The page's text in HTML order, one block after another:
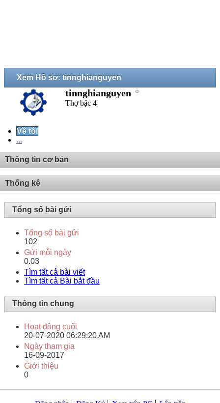
Xem Hồ sơ: tinnghianguyen
tinnghianguyen
Thợ bậc 4
Về tôi
...
Thông tin cơ bản
Thống kê
Tổng số bài gửi
Tổng số bài gửi
102
Gửi mỗi ngày
0.03
Tìm tất cả bài viết
Tìm tất cả Bài bắt đầu
Thông tin chung
Hoạt động cuối
20-07-2020 06:29:20 AM
Ngày tham gia
16-09-2017
Giới thiệu
0